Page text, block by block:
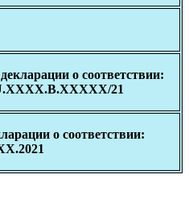
о соответствии:
.ХХХХ.В.ХХХХХ/21
о соответствии: